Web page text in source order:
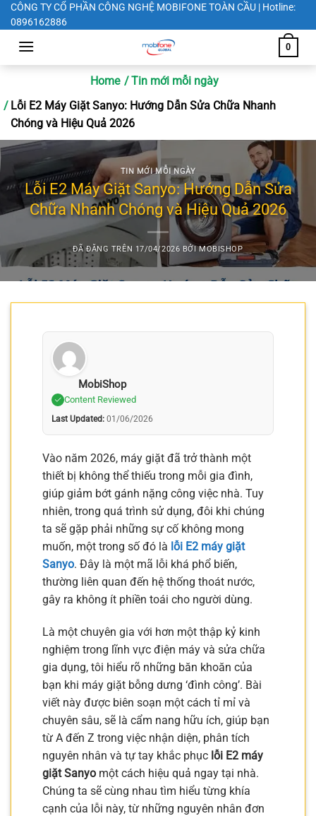
Chuyển
đến
CÔNG TY CỔ PHẦN CÔNG NGHỆ MOBIFONE TOÀN CẦU | Hotline:
0896162886
0
Home
Tin mới mỗi ngày
Lỗi E2 Máy Giặt Sanyo: Hướng Dẫn Sửa Chữa Nhanh
Chóng và Hiệu Quả 2026
TIN MỚI MỖI NGÀY
Lỗi E2 Máy Giặt Sanyo: Hướng Dẫn Sửa
Chữa Nhanh Chóng và Hiệu Quả 2026
ĐÃ ĐĂNG TRÊN 17/04/2026 BỞIMOBISHOP
MobiShop
Content Reviewed
Last Updated: 01/06/2026
Vào năm 2026, máy giặt đã trở thành một
thiết bị không thể thiếu trong mỗi gia đình,
giúp giảm bớt gánh nặng công việc nhà. Tuy
nhiên, trong quá trình sử dụng, đôi khi chúng
ta sẽ gặp phải những sự cố không mong
muốn, một trong số đó là lỗi E2 máy giặt
Sanyo. Đây là một mã lỗi khá phổ biến,
thường liên quan đến hệ thống thoát nước,
gây ra không ít phiền toái cho người dùng.
Là một chuyên gia với hơn một thập kỷ kinh
nghiệm trong lĩnh vực điện máy và sửa chữa
gia dụng, tôi hiểu rõ những băn khoăn của
bạn khi máy giặt bỗng dưng ‘đình công’. Bài
viết này được biên soạn một cách tỉ mỉ và
chuyên sâu, sẽ là cẩm nang hữu ích, giúp bạn
từ A đến Z trong việc nhận diện, phân tích
nguyên nhân và tự tay khắc phục lỗi E2 máy
giặt Sanyo một cách hiệu quả ngay tại nhà.
Chúng ta sẽ cùng nhau tìm hiểu từng khía
cạnh của lỗi này, từ những nguyên nhân đơn